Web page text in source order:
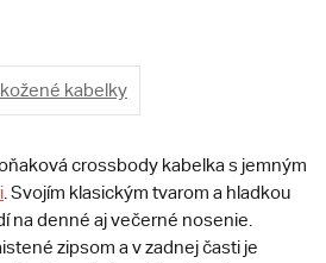
kabelky
crossbody kabelka s jemným
. Svojím klasickým tvarom a hladkou
na denné aj večerné nosenie.
zipsom a v zadnej časti je